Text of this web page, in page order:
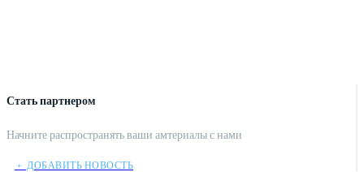
Стать партнером
Начните распространять ваши амтериалы с нами
﹢ ДОБАВИТЬ НОВОСТЬ